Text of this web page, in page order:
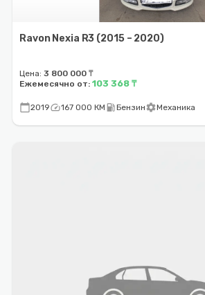
Ravon Nexia R3 (2015 – 2020)
Цена: 3 800 000 ₸
Ежемесячно от: 103 368 ₸
calendar_today2019speed167 000 КМ local_gas_stationБензинsettingsМеханика